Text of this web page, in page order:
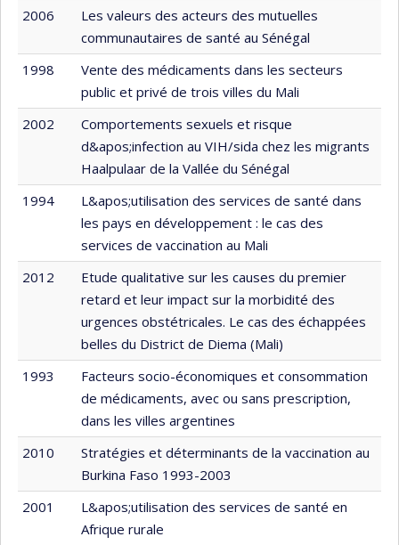
2006
Les valeurs des acteurs des mutuelles
communautaires de santé au Sénégal
1998
Vente des médicaments dans les secteurs
public et privé de trois villes du Mali
2002
Comportements sexuels et risque
d&apos;infection au VIH/sida chez les migrants
Haalpulaar de la Vallée du Sénégal
1994
L&apos;utilisation des services de santé dans
les pays en développement : le cas des
services de vaccination au Mali
2012
Etude qualitative sur les causes du premier
retard et leur impact sur la morbidité des
urgences obstétricales. Le cas des échappées
belles du District de Diema (Mali)
1993
Facteurs socio-économiques et consommation
de médicaments, avec ou sans prescription,
dans les villes argentines
2010
Stratégies et déterminants de la vaccination au
Burkina Faso 1993-2003
2001
L&apos;utilisation des services de santé en
Afrique rurale